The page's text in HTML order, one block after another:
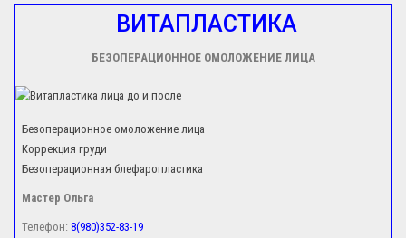
ВИТАПЛАСТИКА
БЕЗОПЕРАЦИОННОЕ ОМОЛОЖЕНИЕ ЛИЦА
Безоперационное омоложение лица
Коррекция груди
Безоперационная блефаропластика
Мастер Ольга
Телефон: 8(980)352-83-19